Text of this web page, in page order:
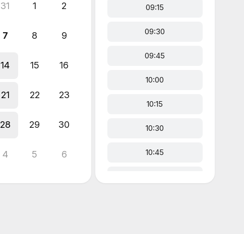
31 1 2
7 8 9
14 15 16
21 22 23
28 29 30
4 5 6
09:15
09:30
09:45
10:00
10:15
10:30
10:45